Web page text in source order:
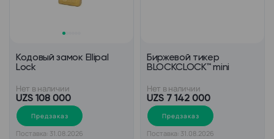
Кодовый замок Ellipal
Lock
Нет в наличии
UZS 108 000
Предзаказ
Поставка: 31.08.2026
Биржевой тикер
BLOCKCLOCK™ mini
Нет в наличии
UZS 7 142 000
Предзаказ
Поставка: 31.08.2026